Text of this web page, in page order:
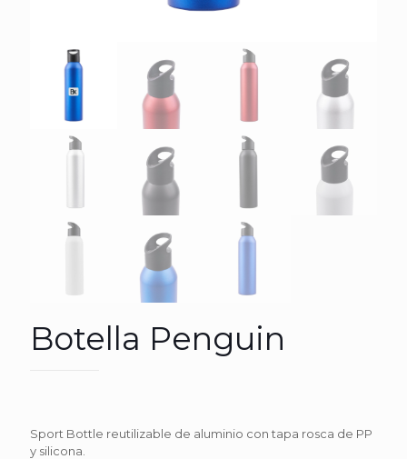
Botella Penguin
Sport Bottle reutilizable de aluminio con tapa rosca de PP
y silicona.